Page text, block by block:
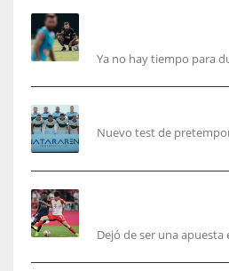
Ya no hay tiempo para
Nuevo test de
Dejó de ser una apuesta